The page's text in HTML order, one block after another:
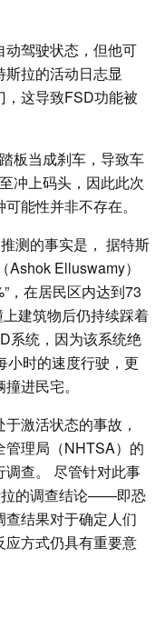
驾驶状态，但他可
拉的活动日志显
这导致FSD功能被
板当成刹车，导致车
至冲上码头，因此此次
能性并非不存在。
测的事实是， 据特斯
Ashok Elluswamy）
，在居民区内达到73
建筑物后仍持续踩着
系统，因为该系统绝
小时的速度行驶，更
进民宅。
激活状态的事故，
管理局（NHTSA）的
查。 尽管针对此事
拉的调查结论——即恐
结果对于确定人们
方式仍具有重要意